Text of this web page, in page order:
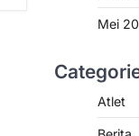
Mei
Atlet